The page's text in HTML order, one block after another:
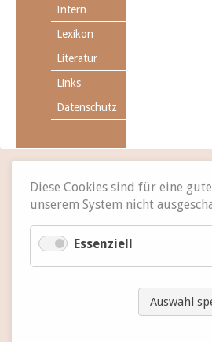
Intern
Lexikon
Literatur
Links
Datenschutz
Diese Cookies sind für eine
unserem System nicht
Essenziell
Auswahl